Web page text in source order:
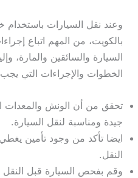
وعند نقل السيارات
بالكويت، من المهم اتباع
السيارة والسائقين والمارة،
الخطوات والإجراءات التي يجب
تحقق من أن الونش والمعدات
جيدة ومناسبة لنقل السيارة.
ايضا تأكد من وجود تأمين
النقل.
وقم بفحص السيارة قبل النقل